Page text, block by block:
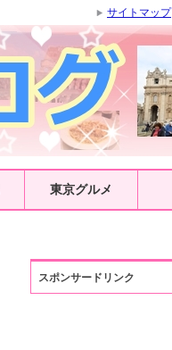
東京グルメ
スポンサードリンク
サイトマップ